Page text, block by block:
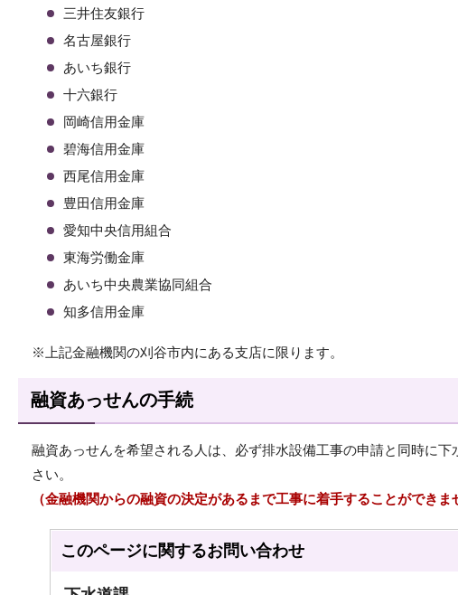
三井住友銀行
名古屋銀行
あいち銀行
十六銀行
岡崎信用金庫
碧海信用金庫
西尾信用金庫
豊田信用金庫
愛知中央信用組合
東海労働金庫
あいち中央農業協同組合
知多信用金庫
※上記金融機関の刈谷市内にある支店に限ります。
融資あっせんの手続
融資あっせんを希望される人は、必ず排水設備工事の申請と同時に
さい。
（金融機関からの融資の決定があるまで工事に着手することができま
このページに関するお問い合わせ